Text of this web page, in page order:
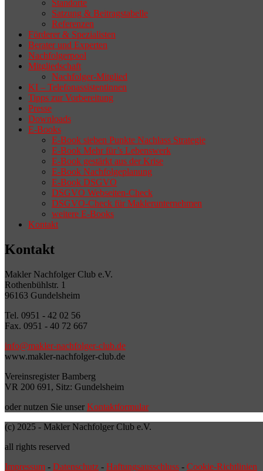
Standorte
Satzung & Beitragstabelle
Referenzen
Förderer & Spezialisten
Berater und Experten
Nachfolgerpool
Mitgliedschaft
Nachfolger-Mitglied
KI – Telefonassistentinnen
Tipps zur Vorbereitung
Presse
Downloads
E-Books
E-Book sieben Punkte Nachlass Strategie
E-Book Mehr für’s Lebenswerk
E-Book gestärkt aus der Krise
E-Book Nachfolgeplanung
E-Book DSGVO
DSGVO Webseiten-Check
DSGVO-Check für Maklerunternehmen
weitere E-Books
Kontakt
Kontakt
Makler Nachfolger Club e.V.
Rothenbühlstr. 1
96163 Gundelsheim
Tel. 0951 - 42 02 56
Fax. 0951 - 40 72 667
info@makler-nachfolger-club.de
www.makler-nachfolger-club.de
Vereinsregister Bamberg
VR 200 691, Sitz: Gundelsheim
oder nutzen Sie unser Kontaktformular
(c) 2025 - Makler Nachfolger Club e.V.
all rights reserved
Impressum - Datenschutz - Haftungsausschluss - Cookie-Richtlinien